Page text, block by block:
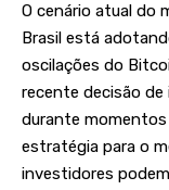
O cenário atual do
Brasil está
oscilações do
recente decisão
durante
estratégia para o
investidores